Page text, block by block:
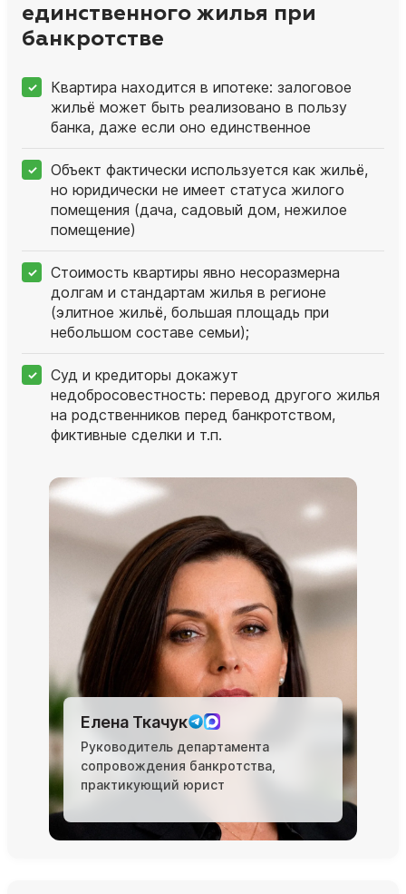
единственного жилья при
банкротстве
Квартира находится в ипотеке: залоговое
жильё может быть реализовано в пользу
банка, даже если оно единственное
Объект фактически используется как жильё,
но юридически не имеет статуса жилого
помещения (дача, садовый дом, нежилое
помещение)
Стоимость квартиры явно несоразмерна
долгам и стандартам жилья в регионе
(элитное жильё, большая площадь при
небольшом составе семьи);
Суд и кредиторы докажут
недобросовестность: перевод другого жилья
на родственников перед банкротством,
фиктивные сделки и т.п.
Елена Ткачук
Руководитель департамента
сопровождения банкротства,
практикующий юрист